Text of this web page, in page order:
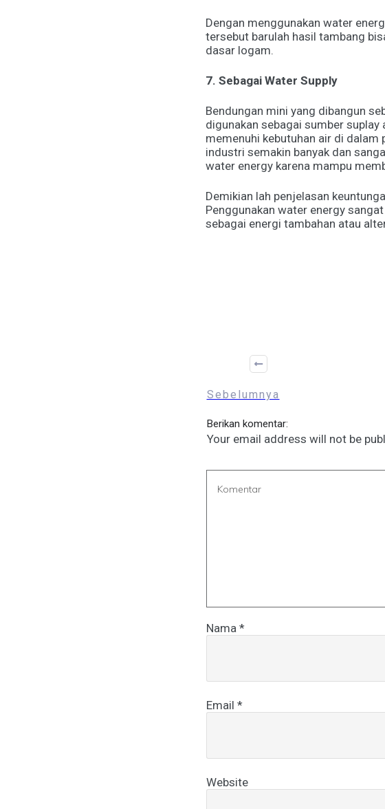
Dengan menggunakan water
tersebut barulah hasil tambang
dasar logam.
7. Sebagai Water Supply
Bendungan mini yang dibangun
digunakan sebagai sumber
memenuhi kebutuhan air di
industri semakin banyak dan
water energy karena mampu
Demikian lah penjelasan
Penggunakan water energy
sebagai energi tambahan atau
Sebelumnya
Berikan komentar:
Your email address will not be
Nama *
Email *
Website